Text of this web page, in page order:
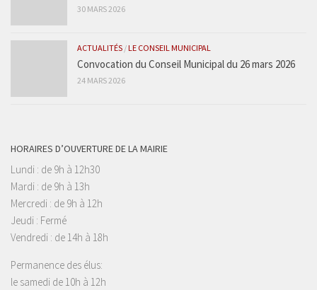
30 MARS 2026
ACTUALITÉS /LE CONSEIL MUNICIPAL
Convocation du Conseil Municipal du 26 mars 2026
24 MARS 2026
HORAIRES D’OUVERTURE DE LA MAIRIE
Lundi : de 9h à 12h30
Mardi : de 9h à 13h
Mercredi : de 9h à 12h
Jeudi : Fermé
Vendredi : de 14h à 18h
Permanence des élus:
le samedi de 10h à 12h